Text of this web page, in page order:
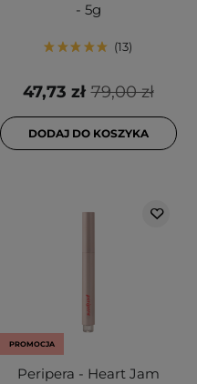
- 5g
13
79,00 zł
47,73 zł
DODAJ DO KOSZYKA
PROMOCJA
Peripera - Heart Jam